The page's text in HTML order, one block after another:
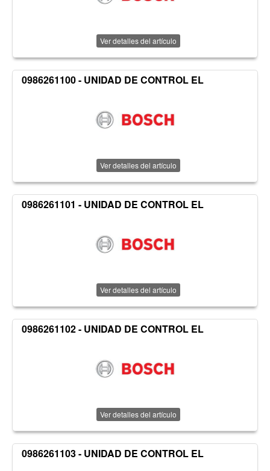
Ver detalles del artículo
0986261100 - UNIDAD DE CONTROL EL
Ver detalles del artículo
0986261101 - UNIDAD DE CONTROL EL
Ver detalles del artículo
0986261102 - UNIDAD DE CONTROL EL
Ver detalles del artículo
0986261103 - UNIDAD DE CONTROL EL